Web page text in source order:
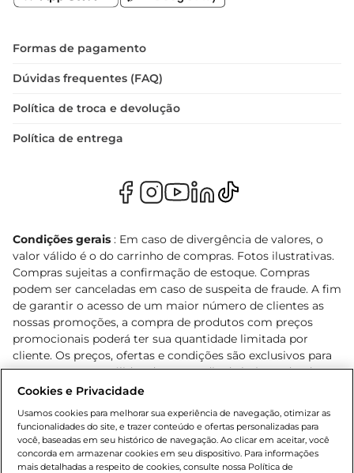
Formas de pagamento
Dúvidas frequentes (FAQ)
Política de troca e devolução
Política de entrega
Condições gerais : Em caso de divergência de valores, o
valor válido é o do carrinho de compras. Fotos ilustrativas.
Compras sujeitas a confirmação de estoque. Compras
podem ser canceladas em caso de suspeita de fraude. A fim
de garantir o acesso de um maior número de clientes as
nossas promoções, a compra de produtos com preços
promocionais poderá ter sua quantidade limitada por
cliente. Os preços, ofertas e condições são exclusivos para
o e-commerce e válidos durante o dia de hoje, podendo
sofrer alterações sem prévia notificação. Proibida a venda
Lei n.º 8069/90, art. 81, inciso II (Estatuto da Criança e do
Adolescente). Preços e condições exclusivos para o
www.bretas.com.br, podendo sofrer alterações sem aviso
Cookies e Privacidade
Usamos cookies para melhorar sua experiência de navegação, otimizar as
funcionalidades do site, e trazer conteúdo e ofertas personalizadas para
você, baseadas em seu histórico de navegação. Ao clicar em aceitar, você
concorda em armazenar cookies em seu dispositivo. Para informações
mais detalhadas a respeito de cookies, consulte nossa Política de